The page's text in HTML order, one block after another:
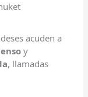
acuden a
y
, llamadas